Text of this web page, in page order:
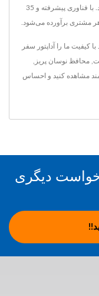
PDUهای رک‌مونت ایمن و با کیفیت بالا ارائه می‌دهد. با فناوری پیشرفته و 35
کیفیت ما را آداپتور سفر
محافظ نوسان پریز
مشاهده کنید و احساس
دیگری